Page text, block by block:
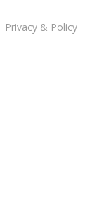
Privacy & Policy